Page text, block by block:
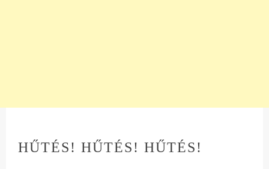
HŰTÉS! HŰTÉS! HŰTÉS!